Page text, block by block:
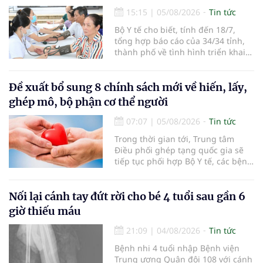
15:15 | 05/08/2026
Tin tức
Bộ Y tế cho biết, tính đến 18/7,
tổng hợp báo cáo của 34/34 tỉnh,
thành phố về tình hình triển khai
nhận 32.286.360 người, chiếm gần
30% dân số cả nước đã được khám
sức khỏe định kỳ năm nay.
Đề xuất bổ sung 8 chính sách mới về hiến, lấy,
ghép mô, bộ phận cơ thể người
07:07 | 05/08/2026
Tin tức
Trong thời gian tới, Trung tâm
Điều phối ghép tạng quốc gia sẽ
tiếp tục phối hợp Bộ Y tế, các bệnh
cường truyền thông, hoàn thiện
quy trình chuyên môn và hệ thống
hiến và ghép mô tạng.
Nối lại cánh tay đứt rời cho bé 4 tuổi sau gần 6
giờ thiếu máu
21:09 | 04/08/2026
Tin tức
Bệnh nhi 4 tuổi nhập Bệnh viện
Trung ương Quân đội 108 với cánh